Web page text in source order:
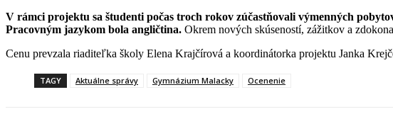
V rámci projektu sa študenti počas troch rokov zúčastňovali výmenných
Pracovným jazykom bola angličtina. Okrem nových skúseností, zážitkov a
Cenu prevzala riaditeľka školy Elena Krajčírová a koordinátorka projektu Janka
TAGY Aktuálne správy Gymnázium Malacky Ocenenie